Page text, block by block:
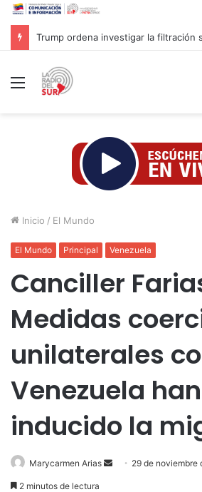
Menú
Inicio / El Mundo
El Mundo Principal Venezuela
Canciller
Medidas
unilaterales
Venezuela han
inducido la
Marycarmen Arias
Send 29 de noviembre
2 minutos de lectura